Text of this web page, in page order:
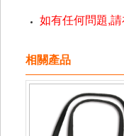
如有任何問題,
相關產品